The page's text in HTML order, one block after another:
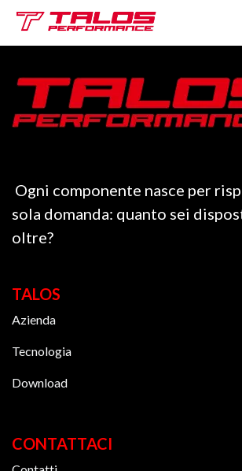
Passa al contenuto
Ogni componente nasce per
sola domanda: quanto sei
oltre?
TALOS
Azienda
Tecnologia
Download
CONTATTACI